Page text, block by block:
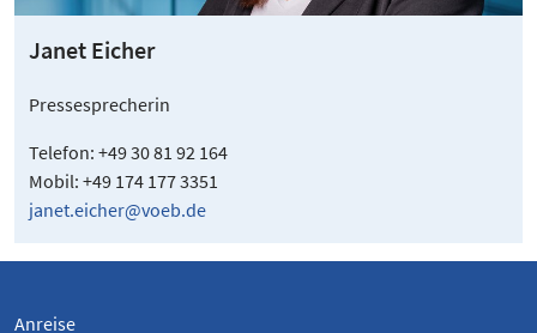
Janet Eicher
Pressesprecherin
Telefon: +49 30 81 92 164
Mobil: +49 174 177 3351
janet.eicher@voeb.de
Anreise